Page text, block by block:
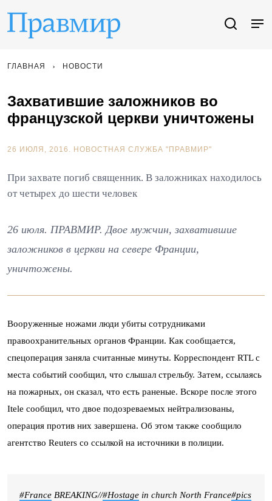
ГЛАВНАЯ НОВОСТИ
Захватившие заложников во
французской церкви уничтожены
26 ИЮЛЯ, 2016. НОВОСТНАЯ СЛУЖБА "ПРАВМИР"
При захвате погиб священник. В заложниках находилось
от четырех до шести человек
26 июля. ПРАВМИР. Двое мужчин, захватившие
заложников в церкви на севере Франции,
уничтожены.
Вооруженные ножами люди убиты сотрудниками
правоохранительных органов Франции. Как сообщается,
спецоперация заняла считанные минуты. Корреспондент RTL с
места событий сообщил, что слышал стрельбу. Затем, ссылаясь
на пожарных, он сказал, что есть раненые. Вскоре после этого
Itele сообщил, что двое подозреваемых нейтрализованы,
операция против них завершена. Об этом также сообщило
агентство Reuters со ссылкой на источники в полиции.
#France BREAKING//#Hostage in church North France#pics